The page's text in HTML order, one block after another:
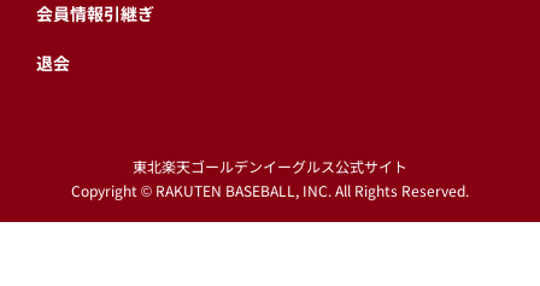
会員情報引継ぎ
退会
東北楽天ゴールデンイーグルス公式サイト
Copyright © RAKUTEN BASEBALL, INC. All Rights Reserved.